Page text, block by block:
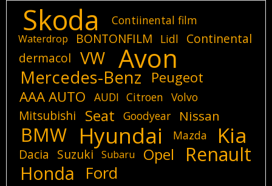
Skoda Contiinental film
Waterdrop BONTONFILM Lidl
Continental
dermacol
VW Avon
Mercedes-Benz
Peugeot
AAA AUTO
AUDI Citroen Volvo
Mitsubishi Seat Goodyear Nissan
BMW Hyundai Mazda Kia
Dacia Suzuki Subaru Opel Renault
Honda Ford